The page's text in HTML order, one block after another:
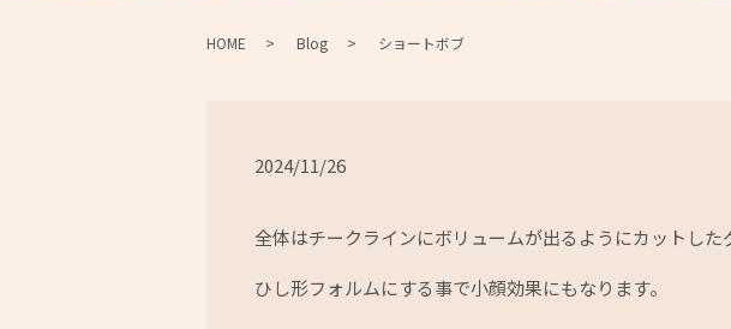
HOME Blog ショートボブ
2024/11/26
全体はチークラインにボリュームが出るようにカットした
ひし形フォルムにする事で小顔効果にもなります。